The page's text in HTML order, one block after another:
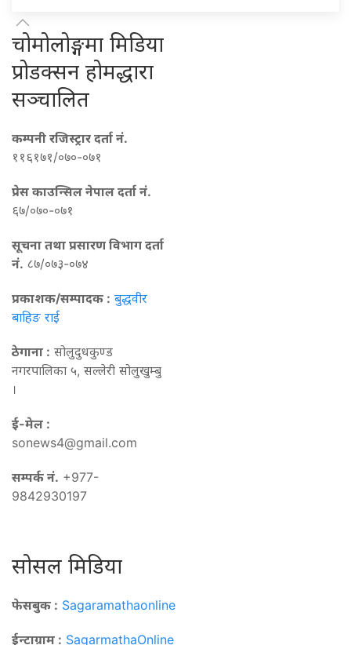
चोमोलोङ्गमा मिडिया
प्रोडक्सन होमद्धारा
सञ्चालित
कम्पनी रजिस्ट्रार दर्ता नं.
११६१७१/०७०-०७१
प्रेस काउन्सिल नेपाल दर्ता नं.
६७/०७०-०७१
सूचना तथा प्रसारण विभाग दर्ता
नं. ८७/०७३-०७४
प्रकाशक/सम्पादक : बुद्धवीर
बाहिङ राई
ठेगाना : सोलुदुधकुण्ड
नगरपालिका ५, सल्लेरी सोलुखुम्बु
।
ई-मेल :
sonews4@gmail.com
सम्पर्क नं. +977-
9842930197
सोसल मिडिया
फेसबुक : Sagaramathaonline
ईन्टाग्राम : SagarmathaOnline